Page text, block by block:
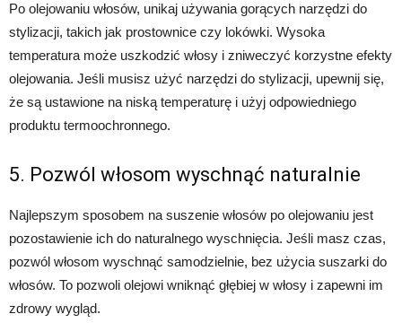
Po olejowaniu włosów, unikaj używania gorących narzędzi do
stylizacji, takich jak prostownice czy lokówki. Wysoka
temperatura może uszkodzić włosy i zniweczyć korzystne efekty
olejowania. Jeśli musisz użyć narzędzi do stylizacji, upewnij się,
że są ustawione na niską temperaturę i użyj odpowiedniego
produktu termoochronnego.
5. Pozwól włosom wyschnąć naturalnie
Najlepszym sposobem na suszenie włosów po olejowaniu jest
pozostawienie ich do naturalnego wyschnięcia. Jeśli masz czas,
pozwól włosom wyschnąć samodzielnie, bez użycia suszarki do
włosów. To pozwoli olejowi wniknąć głębiej w włosy i zapewni im
zdrowy wygląd.